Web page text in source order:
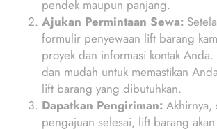
pendek maupun panjang.
Ajukan Permintaan Sewa:
formulir penyewaan lift barang
proyek dan informasi kontak
dan mudah untuk memastikan
lift barang yang dibutuhkan.
Dapatkan Pengiriman: Akhirnya,
pengajuan selesai, lift barang